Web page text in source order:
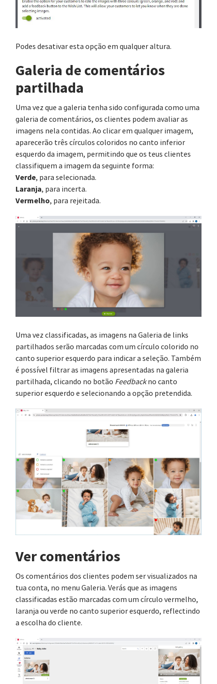
Podes desativar esta opção em qualquer altura.
Galeria de comentários
partilhada
Uma vez que a galeria tenha sido configurada como uma
galeria de comentários, os clientes podem avaliar as
imagens nela contidas. Ao clicar em qualquer imagem,
aparecerão três círculos coloridos no canto inferior
esquerdo da imagem, permitindo que os teus clientes
classifiquem a imagem da seguinte forma:
Verde, para selecionada.
Laranja, para incerta.
Vermelho, para rejeitada.
Uma vez classificadas, as imagens na Galeria de links
partilhados serão marcadas com um círculo colorido no
canto superior esquerdo para indicar a seleção. Também
é possível filtrar as imagens apresentadas na galeria
partilhada, clicando no botão Feedbackno canto
superior esquerdo e selecionando a opção pretendida.
Ver comentários
Os comentários dos clientes podem ser visualizados na
tua conta, no menu Galeria. Verás que as imagens
classificadas estão marcadas com um círculo vermelho,
laranja ou verde no canto superior esquerdo, reflectindo
a escolha do cliente.